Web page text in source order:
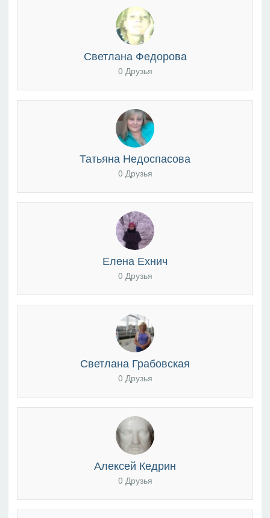
Светлана Федорова
0 Друзья
Татьяна Недоспасова
0 Друзья
Елена Ехнич
0 Друзья
Светлана Грабовская
0 Друзья
Алексей Кедрин
0 Друзья